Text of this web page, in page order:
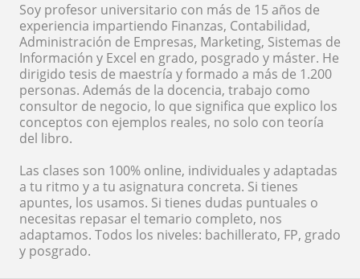
Soy profesor universitario con más de 15 años de
experiencia impartiendo Finanzas, Contabilidad,
Administración de Empresas, Marketing, Sistemas de
Información y Excel en grado, posgrado y máster. He
dirigido tesis de maestría y formado a más de 1.200
personas. Además de la docencia, trabajo como
consultor de negocio, lo que significa que explico los
conceptos con ejemplos reales, no solo con teoría
del libro.
Las clases son 100% online, individuales y adaptadas
a tu ritmo y a tu asignatura concreta. Si tienes
apuntes, los usamos. Si tienes dudas puntuales o
necesitas repasar el temario completo, nos
adaptamos. Todos los niveles: bachillerato, FP, grado
y posgrado.